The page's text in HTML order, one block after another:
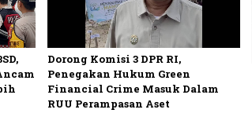
Dorong Komisi 3 DPR RI,
Penegakan Hukum Green
Financial Crime Masuk Dalam
RUU Perampasan Aset